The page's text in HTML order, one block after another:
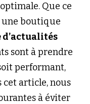
Que ce
une boutique
sont à prendre
performant,
article, nous
à éviter